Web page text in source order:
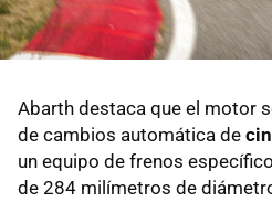
Abarth destaca que el motor
de cambios automática de
un equipo de frenos
de 284 milímetros de